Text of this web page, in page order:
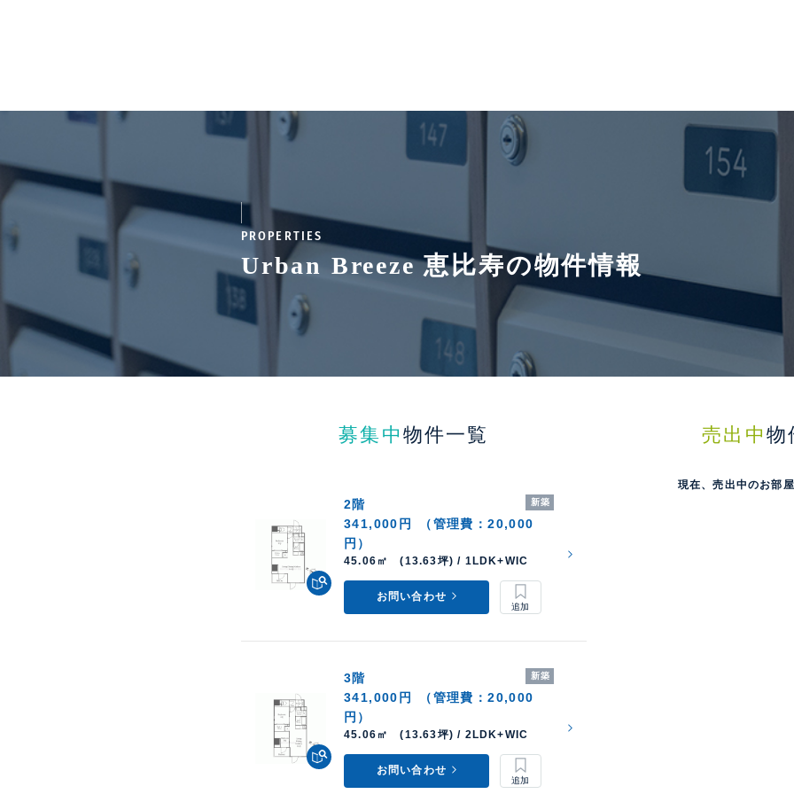
PROPERTIES
Urban Breeze 恵比寿の物件情報
募集中 物件一覧
新築
2階
341,000円
（管理費：20,000
円）
45.06㎡ (13.63坪) / 1LDK+WIC
お問い合わせ
新築
3階
341,000円
（管理費：20,000
円）
45.06㎡ (13.63坪) / 2LDK+WIC
お問い合わせ
売出中 物
現在、売出中のお部